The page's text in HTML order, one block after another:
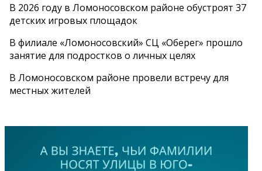
В 2026 году в Ломоносовском районе обустроят 37
детских игровых площадок
В филиале «Ломоносовский» СЦ «Оберег» прошло
занятие для подростков о личных целях
В Ломоносовском районе провели встречу для
местных жителей